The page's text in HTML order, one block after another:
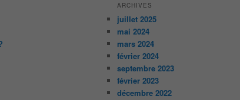
ARCHIVES
juillet 2025
mai 2024
mars 2024
février 2024
septembre 2023
février 2023
décembre 2022